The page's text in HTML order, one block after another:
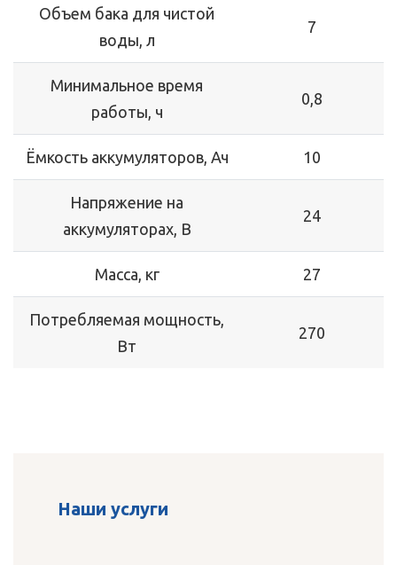
Объем бака для чистой
воды, л
7
Минимальное время
работы, ч
0,8
Ёмкость аккумуляторов, Ач 10
Напряжение на
аккумуляторах, В
24
Масса, кг 27
Потребляемая мощность,
Вт
270
Наши услуги